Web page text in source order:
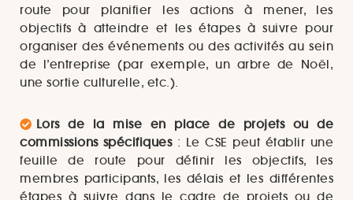
route pour planifier les actions à mener, les
objectifs à atteindre et les étapes à suivre pour
organiser des événements ou des activités au sein
de l’entreprise (par exemple, un arbre de Noël,
une sortie culturelle, etc.).
Lors de la mise en place de projets ou de
commissions spécifiques: Le CSE peut établir une
feuille de route pour définir les objectifs, les
membres participants, les délais et les différentes
étapes à suivre dans le cadre de projets ou de